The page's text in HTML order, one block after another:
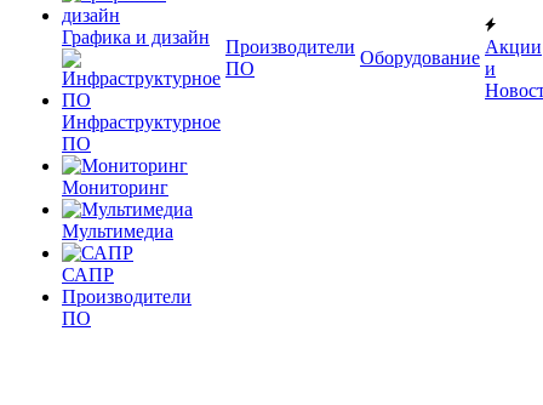
Графика и дизайн
Инфраструктурное
ПО
Мониторинг
Мультимедиа
САПР
Производители
ПО
Производители
ПО
Оборудование
Акции
и